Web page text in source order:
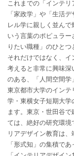
これまでの「インテ
「家政学」や「生活
レル学に親しく並ん
いう言葉のポピュラ
りたい職種」のひと
それだけではなく、
考えると非常に興味深
のある、「人間空間学
東京都市大学のイン
学・東横女子短期大
ます。東京・世田谷
ては、絶好の研究環
リアデザイン教育は
「形式知」の集積で